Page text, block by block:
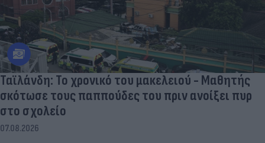
Ταϊλάνδη: Το χρονικό του μακελειού - Μαθητής
σκότωσε τους παππούδες του πριν ανοίξει πυρ
στο σχολείο
07.08.2026